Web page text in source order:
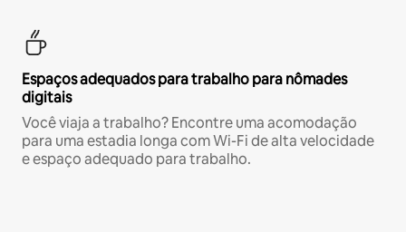
Espaços adequados para trabalho para nômades
digitais
Você viaja a trabalho? Encontre uma acomodação
para uma estadia longa com Wi-Fi de alta velocidade
e espaço adequado para trabalho.